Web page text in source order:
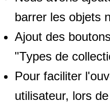
barrer les objets
Ajout des
"Types de
Pour faciliter
utilisateur, lors